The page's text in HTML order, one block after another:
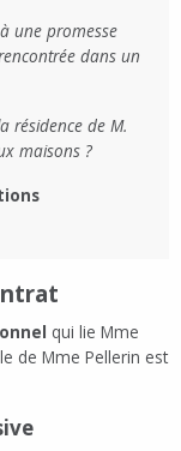
une promesse
dans un
résidence de M.
maisons ?
qui lie Mme
de Mme Pellerin est